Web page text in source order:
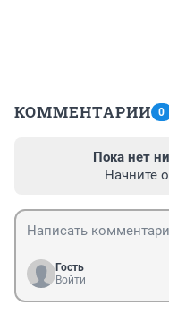
КОММЕНТАРИИ 0
Пока нет
Начните
Гость
Войти